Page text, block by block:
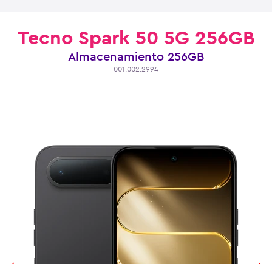
Tecno Spark 50 5G 256GB
Almacenamiento 256GB
001.002.2994